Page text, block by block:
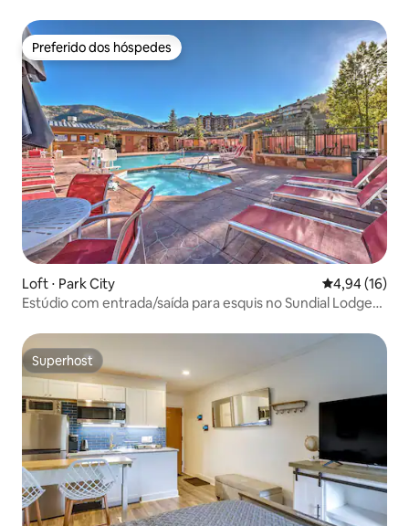
Preferido dos hóspedes
Preferido dos hóspedes
Loft ⋅ Park City 4,94 de uma
4,94 (16)
Estúdio com entrada/saída para esquis no Sundial Lodge
Superhost
Superhost